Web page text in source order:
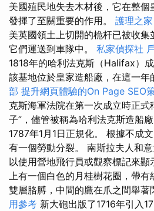
美國殖民地失去木材後，它在整個
發揮了至關重要的作用。 護理之
美英國領土上切開的桅杆已被收
它們運送到車隊中。 私家偵探社
1818年的哈利法克斯（Halifax）
該基地位於皇家造船廠，在這一年
部 提升網頁體驗的On Page SEO
克斯海軍法院在第一次成立時正式
子”，儘管被稱為哈利法克斯造船
1787年1月1日正規化。 根據不成
有一個勞動分裂。 南斯拉夫人和
以使用營地飛行員或觀察標記來顯
上有一個白色的月桂樹花圈，帶有
雙層胳膊，中間的鷹在爪之間舉著
用參考 新大砲出版了1716年引入